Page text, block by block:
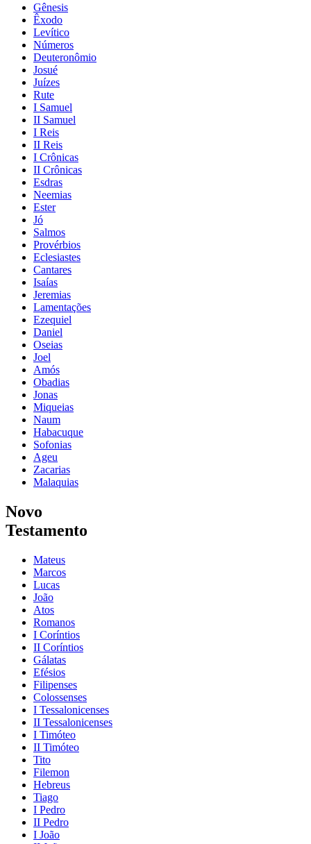
Gênesis
Êxodo
Levítico
Números
Deuteronômio
Josué
Juízes
Rute
I Samuel
II Samuel
I Reis
II Reis
I Crônicas
II Crônicas
Esdras
Neemias
Ester
Jó
Salmos
Provérbios
Eclesiastes
Cantares
Isaías
Jeremias
Lamentações
Ezequiel
Daniel
Oseias
Joel
Amós
Obadias
Jonas
Miqueias
Naum
Habacuque
Sofonias
Ageu
Zacarias
Malaquias
Novo
Testamento
Mateus
Marcos
Lucas
João
Atos
Romanos
I Coríntios
II Coríntios
Gálatas
Efésios
Filipenses
Colossenses
I Tessalonicenses
II Tessalonicenses
I Timóteo
II Timóteo
Tito
Filemon
Hebreus
Tiago
I Pedro
II Pedro
I João